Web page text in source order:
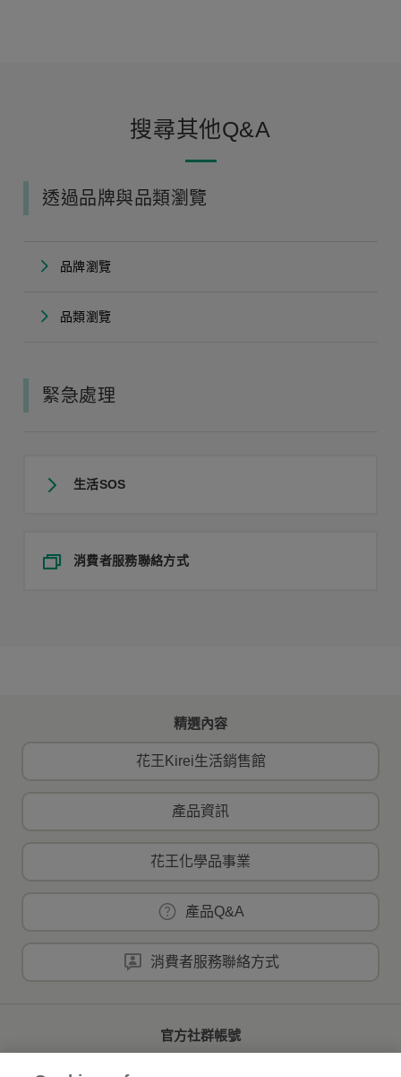
搜尋其他Q&A
透過品牌與品類瀏覽
品牌瀏覽
品類瀏覽
緊急處理
生活SOS
消費者服務聯絡方式
精選內容
花王Kirei生活銷售館
產品資訊
花王化學品事業
產品Q&A
消費者服務聯絡方式
官方社群帳號